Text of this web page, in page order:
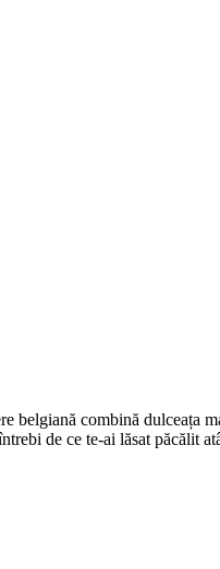
belgiană combină
de ce te-ai lăsat păcălit